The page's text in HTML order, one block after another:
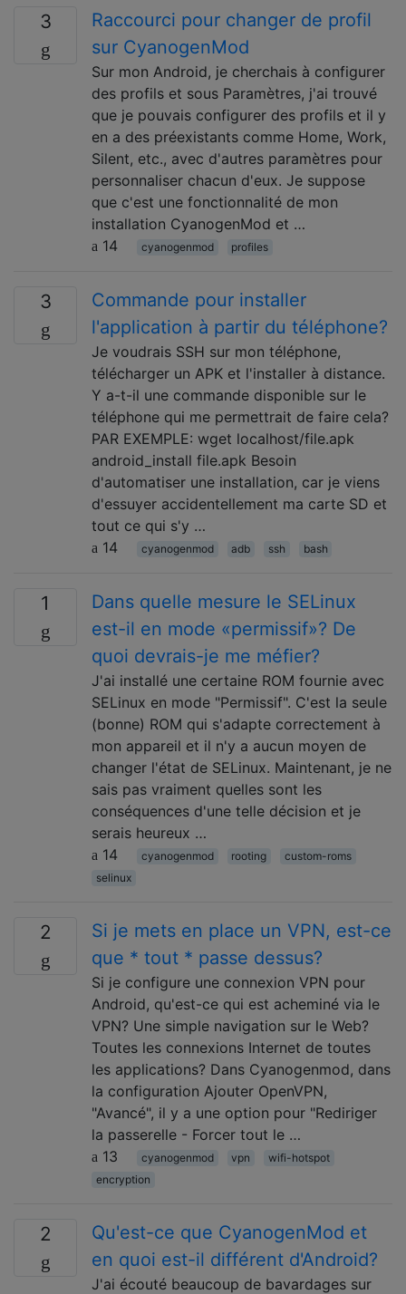
3
Raccourci pour changer de profil
sur CyanogenMod
Sur mon Android, je cherchais à configurer
des profils et sous Paramètres, j'ai trouvé
que je pouvais configurer des profils et il y
en a des préexistants comme Home, Work,
Silent, etc., avec d'autres paramètres pour
personnaliser chacun d'eux. Je suppose
que c'est une fonctionnalité de mon
installation CyanogenMod et …
14
cyanogenmod profiles
3
Commande pour installer
l'application à partir du téléphone?
Je voudrais SSH sur mon téléphone,
télécharger un APK et l'installer à distance.
Y a-t-il une commande disponible sur le
téléphone qui me permettrait de faire cela?
PAR EXEMPLE: wget localhost/file.apk
android_install file.apk Besoin
d'automatiser une installation, car je viens
d'essuyer accidentellement ma carte SD et
tout ce qui s'y …
14
cyanogenmod adb ssh bash
1
Dans quelle mesure le SELinux
est-il en mode «permissif»? De
quoi devrais-je me méfier?
J'ai installé une certaine ROM fournie avec
SELinux en mode "Permissif". C'est la seule
(bonne) ROM qui s'adapte correctement à
mon appareil et il n'y a aucun moyen de
changer l'état de SELinux. Maintenant, je ne
sais pas vraiment quelles sont les
conséquences d'une telle décision et je
serais heureux …
14
cyanogenmod rooting
custom-roms
selinux
2
Si je mets en place un VPN, est-ce
que * tout * passe dessus?
Si je configure une connexion VPN pour
Android, qu'est-ce qui est acheminé via le
VPN? Une simple navigation sur le Web?
Toutes les connexions Internet de toutes
les applications? Dans Cyanogenmod, dans
la configuration Ajouter OpenVPN,
"Avancé", il y a une option pour "Rediriger
la passerelle - Forcer tout le …
13
cyanogenmod vpn
wifi-hotspot
encryption
2
Qu'est-ce que CyanogenMod et
en quoi est-il différent d'Android?
J'ai écouté beaucoup de bavardages sur